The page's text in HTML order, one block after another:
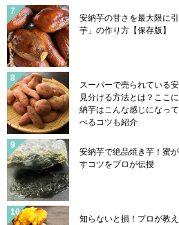
安納芋の甘さを最大限に
芋」の作り方【保存版】
スーパーで売られている
見分ける方法とは？ここ
納芋はこんな感じになっ
べるコツも紹介
安納芋で絶品焼き芋！蜜
すコツをプロが伝授
知らないと損！プロが教